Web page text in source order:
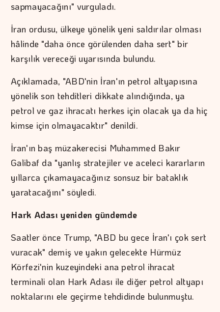
sapmayacağını" vurguladı.
İran ordusu, ülkeye yönelik yeni saldırılar olması
hâlinde "daha önce görülenden daha sert" bir
karşılık vereceği uyarısında bulundu.
Açıklamada, "ABD'nin İran'ın petrol altyapısına
yönelik son tehditleri dikkate alındığında, ya
petrol ve gaz ihracatı herkes için olacak ya da hiç
kimse için olmayacaktır" denildi.
İran'ın baş müzakerecisi Muhammed Bakır
Galibaf da "yanlış stratejiler ve aceleci kararların
yıllarca çıkamayacağınız sonsuz bir bataklık
yaratacağını" söyledi.
Hark Adası yeniden gündemde
Saatler önce Trump, "ABD bu gece İran'ı çok sert
vuracak" demiş ve yakın gelecekte Hürmüz
Körfezi'nin kuzeyindeki ana petrol ihracat
terminali olan Hark Adası ile diğer petrol altyapı
noktalarını ele geçirme tehdidinde bulunmuştu.